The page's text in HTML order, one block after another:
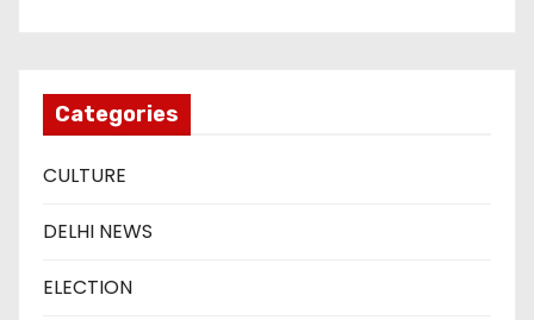
Categories
CULTURE
DELHI NEWS
ELECTION